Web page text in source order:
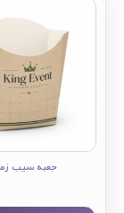
جعبه سیب